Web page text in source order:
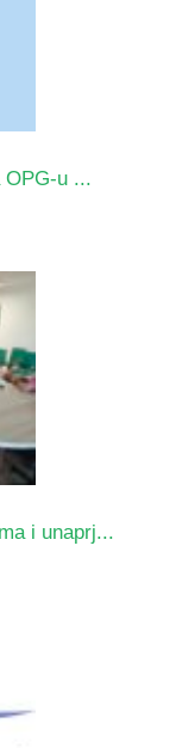
OPG-u ...
i unaprj...